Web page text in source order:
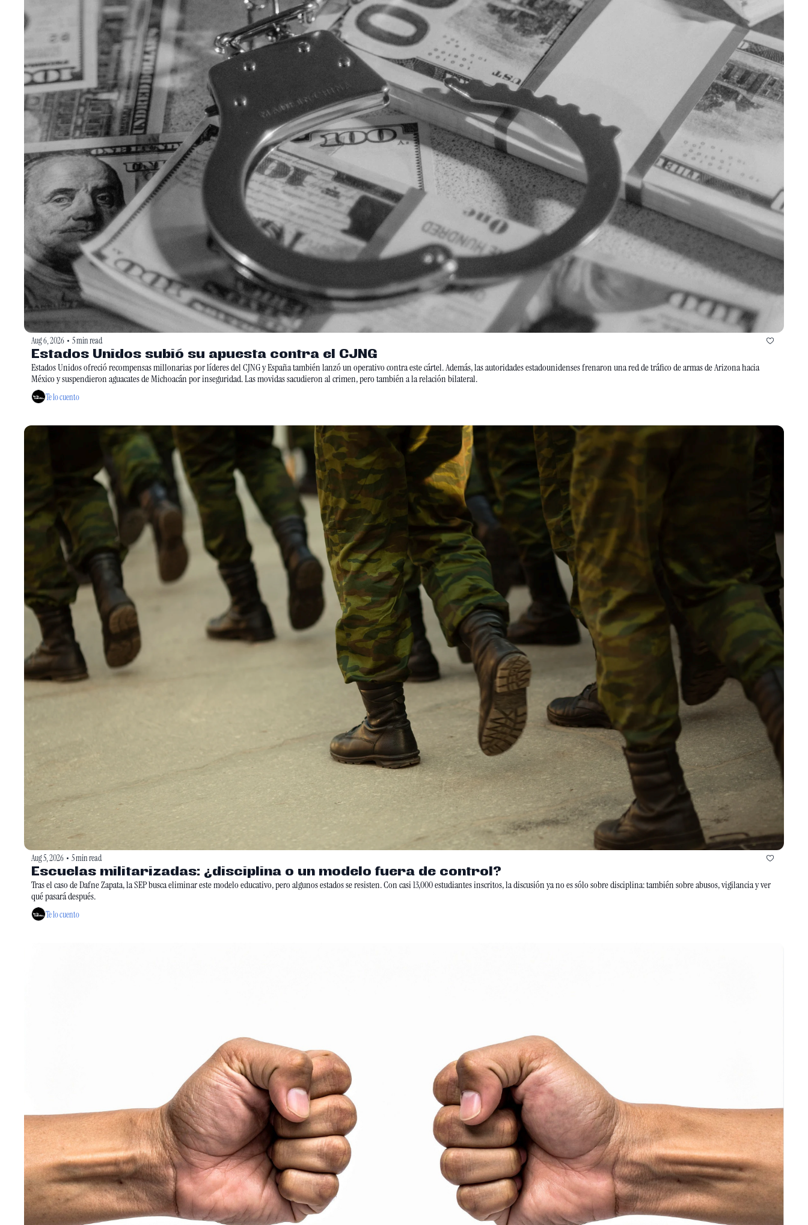
Aug 6, 2026 • 5 min read
Estados Unidos subió su apuesta contra el CJNG
Estados Unidos ofreció recompensas millonarias por líderes del CJNG y España también lanzó un operativo contra este cártel. Además, las autoridades estadounidenses frenaron una red de tráfico de armas de Arizona hacia
México y suspendieron aguacates de Michoacán por inseguridad. Las movidas sacudieron al crimen, pero también a la relación bilateral.
Te lo cuento
Aug 5, 2026 • 5 min read
Escuelas militarizadas: ¿disciplina o un modelo fuera de control?
Tras el caso de Dafne Zapata, la SEP busca eliminar este modelo educativo, pero algunos estados se resisten. Con casi 13,000 estudiantes inscritos, la discusión ya no es sólo sobre disciplina: también sobre abusos, vigilancia y ver
qué pasará después.
Te lo cuento